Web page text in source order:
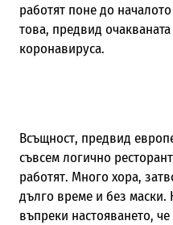
работят поне до
това, предвид
коронавируса.
Всъщност, предвид
съвсем логично
работят. Много хора,
дълго време и без маски.
въпреки настояването,